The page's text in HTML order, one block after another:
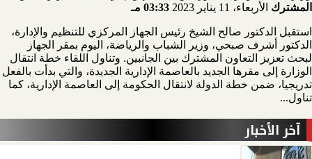
المشترك الأربعاء، 11 يناير 2023 03:33 مـ
استقبل الدكتور صالح الشيخ رئيس الجهاز المركزي للتنظيم والإدارة،
الدكتور أشرف صبحي، وزير الشباب والرياضة، اليوم بمقر الجهاز
لبحث تعزيز التعاون المشترك بين الجانبين. وتناول اللقاء خطة انتقال
الوزارة إلى مقرها الجديد بالعاصمة الإدارية الجديدة، والتي بدأت بالفعل
تدريجيا، ضمن خطة الدولة لانتقال الحكومة إلى العاصمة الإدارية، كما
تناول...
آخر الأخبار